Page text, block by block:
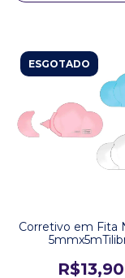
ESGOTADO
Corretivo em Fita
R$13,90